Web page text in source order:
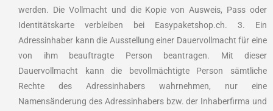
werden. Die Vollmacht und die Kopie von Ausweis, Pass oder
Identitätskarte verbleiben bei Easypaketshop.ch. 3. Ein
Adressinhaber kann die Ausstellung einer Dauervollmacht für eine
von ihm beauftragte Person beantragen. Mit dieser
Dauervollmacht kann die bevollmächtigte Person sämtliche
Rechte des Adressinhabers wahrnehmen, nur eine
Namensänderung des Adressinhabers bzw. der Inhaberfirma und